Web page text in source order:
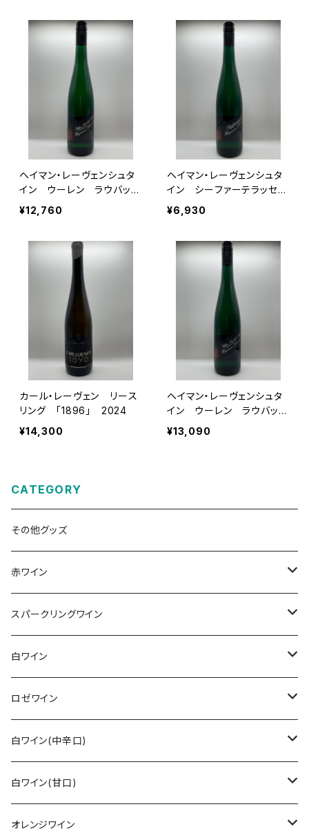
ヘイマン・レーヴェンシュタ
イン ウーレン ラウバッ
ハ グローセス・ゲヴェック
ス 2022
¥12,760
ヘイマン・レーヴェンシュタ
イン シーファーテラッセ
ン 2024
¥6,930
カール・レーヴェン リース
リング 「1896」 2024
¥14,300
ヘイマン・レーヴェンシュタ
イン ウーレン ラウバッ
ハ グローセス・ゲヴェック
ス 2023
¥13,090
CATEGORY
その他グッズ
赤ワイン
その他赤ワイン
カベルネ・ソーヴィニョン
トロリンガー
シュペートブルグンダー(ピノ・ノワール)
バーデン
ラインガウ
レンベルガー
ヴュルテンベルク
トロリンガー
ヴュルテンベルク
ドルンフェルダー
ザーレ・ウンストルート
スパークリングワイン
ロゼゼクト
白ゼクト
バーデン
モーゼル
白ワイン
リースリング
モーゼル
ラインガウ
ジルヴァーナー
フランケン
ザーレ・ウンストルート
その他白ワイン
プファルツ
ヴァイスブルグンダー
ロゼワイン
その他
プファルツ
モーゼル
シュペートブルグンダー(ピノ・ノワール)
モーゼル
白ワイン(中辛口)
リースリング
モーゼル
ショイレーベ
白ワイン(甘口)
リースリング
オレンジワイン